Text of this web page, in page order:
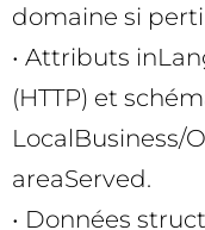
domaine si
• Attributs
(HTTP) et
LocalBusiness/
areaServed.
• Données